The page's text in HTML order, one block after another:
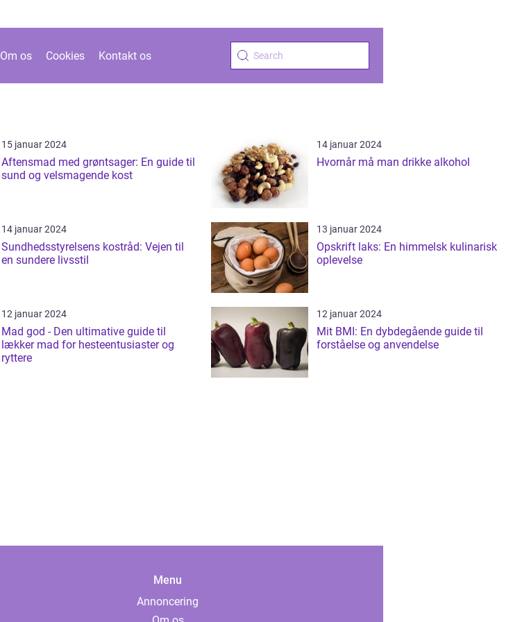
Om os Cookies Kontakt os
15 januar 2024
Aftensmad med grøntsager: En guide til
sund og velsmagende kost
14 januar 2024
Hvornår må man drikke alkohol
14 januar 2024
Sundhedsstyrelsens kostråd: Vejen til
en sundere livsstil
13 januar 2024
Opskrift laks: En himmelsk kulinarisk
oplevelse
12 januar 2024
Mad god - Den ultimative guide til
lækker mad for hesteentusiaster og
ryttere
12 januar 2024
Mit BMI: En dybdegående guide til
forståelse og anvendelse
Menu
Annoncering